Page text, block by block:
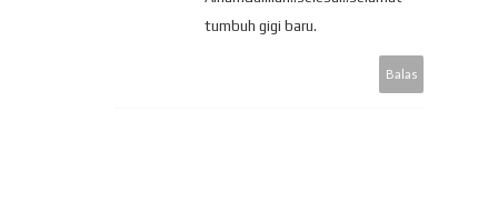
tumbuh gigi baru.
Balas